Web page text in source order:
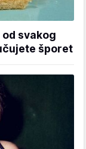
svakog
šporet